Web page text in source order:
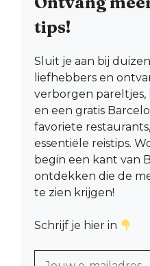
tips!
Sluit je aan bij
liefhebbers en
verborgen pareltjes,
en een gratis
favoriete
essentiële reistips.
begin een kant van
ontdekken die de
te zien krijgen!
Schrijf je hier in